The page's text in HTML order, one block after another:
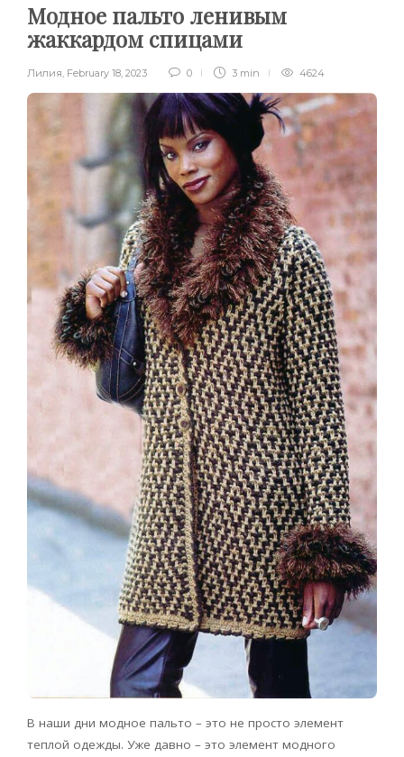
Модное пальто ленивым
жаккардом спицами
Лилия, February 18, 2023 0 3 min 4624
В наши дни модное пальто – это не просто элемент
теплой одежды. Уже давно – это элемент модного